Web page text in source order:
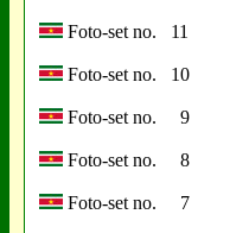
Foto-set no. 11
Foto-set no. 10
Foto-set no. 9
Foto-set no. 8
Foto-set no. 7